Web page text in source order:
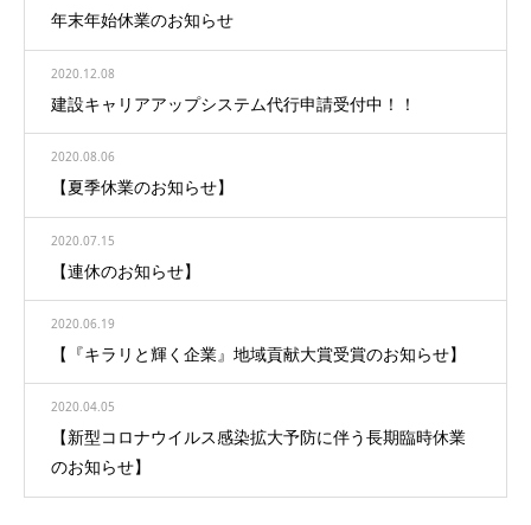
年末年始休業のお知らせ
2020.12.08
建設キャリアアップシステム代行申請受付中！！
2020.08.06
【夏季休業のお知らせ】
2020.07.15
【連休のお知らせ】
2020.06.19
【『キラリと輝く企業』地域貢献大賞受賞のお知らせ】
2020.04.05
【新型コロナウイルス感染拡大予防に伴う長期臨時休業
のお知らせ】